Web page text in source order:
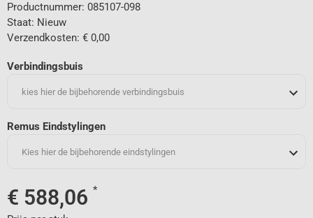
Productnummer: 085107-098
Staat: Nieuw
Verzendkosten: € 0,00
Verbindingsbuis
kies hier de bijbehorende verbindingsbuis
Remus Eindstylingen
Kies hier de bijbehorende eindstylingen
€ 588,06 *